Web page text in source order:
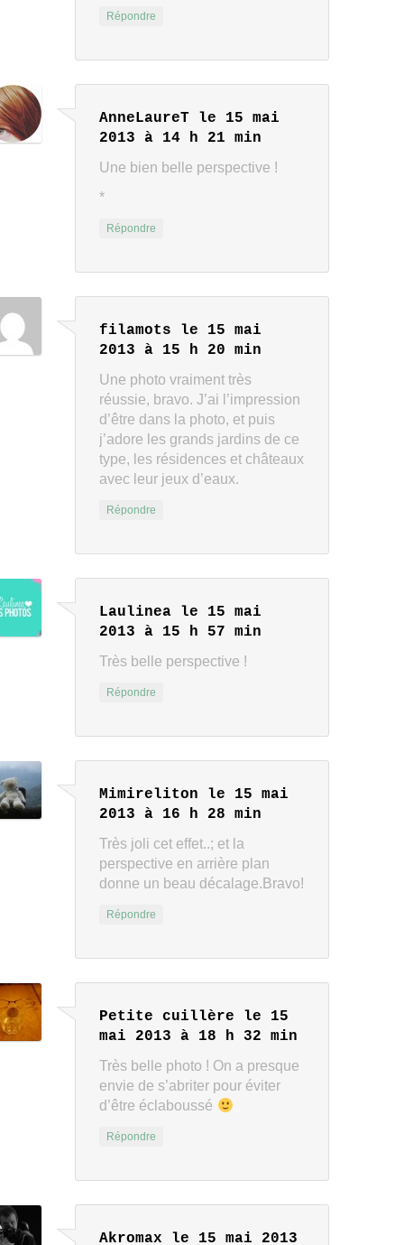
Répondre
AnneLaureT
le 15 mai
2013 à 14 h 21 min
Une bien belle perspective !
*
Répondre
filamots
le 15 mai
2013 à 15 h 20 min
Une photo vraiment très
réussie, bravo. J’ai l’impression
d’être dans la photo, et puis
j’adore les grands jardins de ce
type, les résidences et châteaux
avec leur jeux d’eaux.
Répondre
Laulinea
le 15 mai
2013 à 15 h 57 min
Très belle perspective !
Répondre
Mimireliton
le 15 mai
2013 à 16 h 28 min
Très joli cet effet..; et la
perspective en arrière plan
donne un beau décalage.Bravo!
Répondre
Petite cuillère
le 15
mai 2013 à 18 h 32 min
Très belle photo ! On a presque
envie de s’abriter pour éviter
d’être éclaboussé
Répondre
Akromax
le 15 mai 2013